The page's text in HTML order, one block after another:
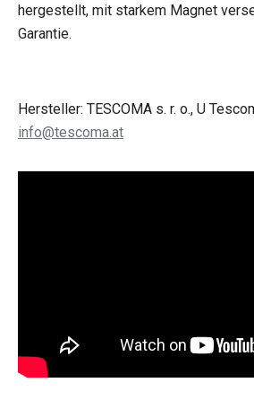
hergestellt, mit starkem Magnet
Garantie.
Hersteller: TESCOMA s. r. o., U
info@tescoma.at